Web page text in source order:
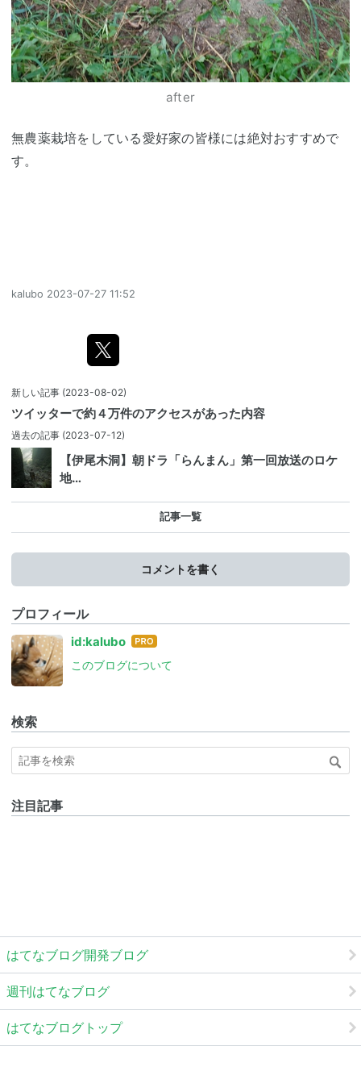
after
無農薬栽培をしている愛好家の皆様には絶対おすすめで
す。
kalubo 2023-07-27 11:52
新しい記事 (2023-08-02)
ツイッターで約４万件のアクセスがあった内容
過去の記事 (2023-07-12)
【伊尾木洞】朝ドラ「らんまん」第一回放送のロケ
地…
記事一覧
コメントを書く
プロフィール
id:kalubo はて
ログ
このブログについて
検索
注目記事
はてなブログ開発ブログ
週刊はてなブログ
はてなブログトップ